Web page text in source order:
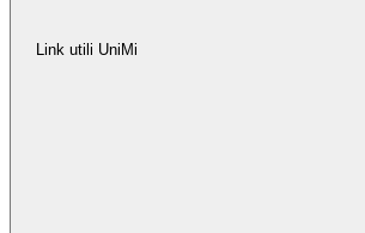
Link utili UniMi